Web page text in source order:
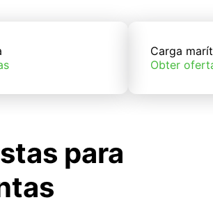
Carga
Obter
para